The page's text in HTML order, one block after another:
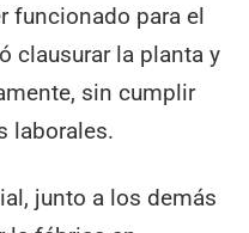
funcionado para el
clausurar la planta y
sin cumplir
laborales.
junto a los demás